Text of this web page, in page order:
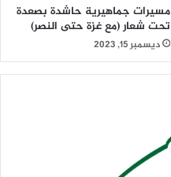
مسيرات جماهيرية حاشدة بصعدة
تحت شعار (مع غزة حتى النصر)
ديسمبر 15, 2023